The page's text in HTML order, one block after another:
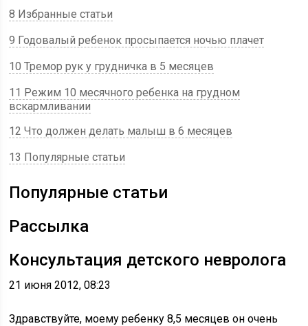
8 Избранные статьи
9 Годовалый ребенок просыпается ночью плачет
10 Тремор рук у грудничка в 5 месяцев
11 Режим 10 месячного ребенка на грудном
вскармливании
12 Что должен делать малыш в 6 месяцев
13 Популярные статьи
Популярные статьи
Рассылка
Консультация детского невролога
21 июня 2012, 08:23
Здравствуйте, моему ребенку 8,5 месяцев он очень